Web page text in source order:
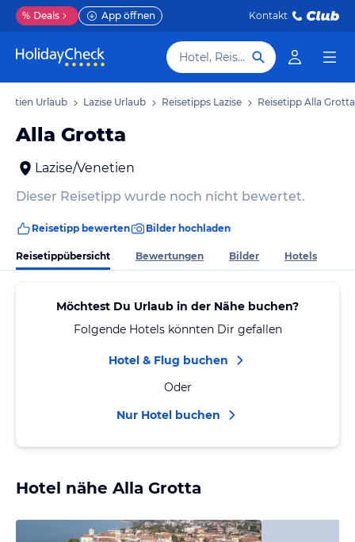
% Deals App öffnen Kontakt
Hotel, Reiseziel
Urlaub Lazise Urlaub Reisetipps Lazise Reisetipp Alla Grotta
Alla Grotta
Lazise/Venetien
Dieser Reisetipp wurde noch nicht bewertet.
Reisetipp bewerten Bilder hochladen
Reisetippübersicht Bewertungen Bilder Hotels
Möchtest Du Urlaub in der Nähe buchen?
Folgende Hotels könnten Dir gefallen
Hotel & Flug buchen
Oder
Nur Hotel buchen
Hotel nähe Alla Grotta